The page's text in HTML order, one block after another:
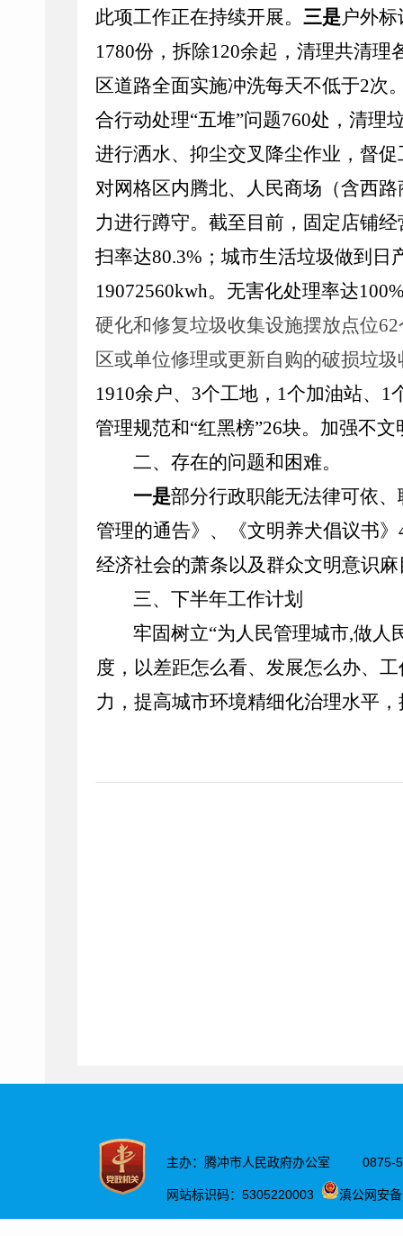
此项工作正在持续开展。 三是户外
1780份，拆除120余起，清理共清理
区道路全面实施冲洗每天不低于2次
合行动处理“五堆”问题760处，清理
进行洒水、抑尘交叉降尘作业，督
对网格区内腾北、人民商场（含西
力进行蹲守。截至目前，固定店铺
扫率达80.3%；城市生活垃圾做到日
19072560kwh。无害化处理率达
硬化和修复垃圾收集设施摆放点位62
区或单位修理或更新自购的破损垃圾
1910余户、3个工地，1个加油站、
管理规范和“红黑榜”26块。加强不
二、存在的问题和困难。
一是部分行政职能无法律可依
管理的通告》、《文明养犬倡议书》
经济社会的萧条以及群众文明意识
三、下半年工作计划
牢固树立“为人民管理城市,做人
度，以差距怎么看、发展怎么办、
力，提高城市环境精细化治理水平